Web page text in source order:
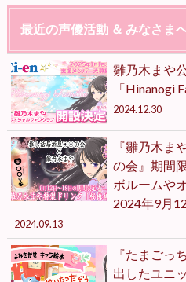
最近の声優活動 ＆ みなさま
雛乃木まや
「Hinanogi
2024.12.30
『雛乃木
の会』期間
ボルームや
2024年9月
2024.09.13
『たまごっ
出したユニ